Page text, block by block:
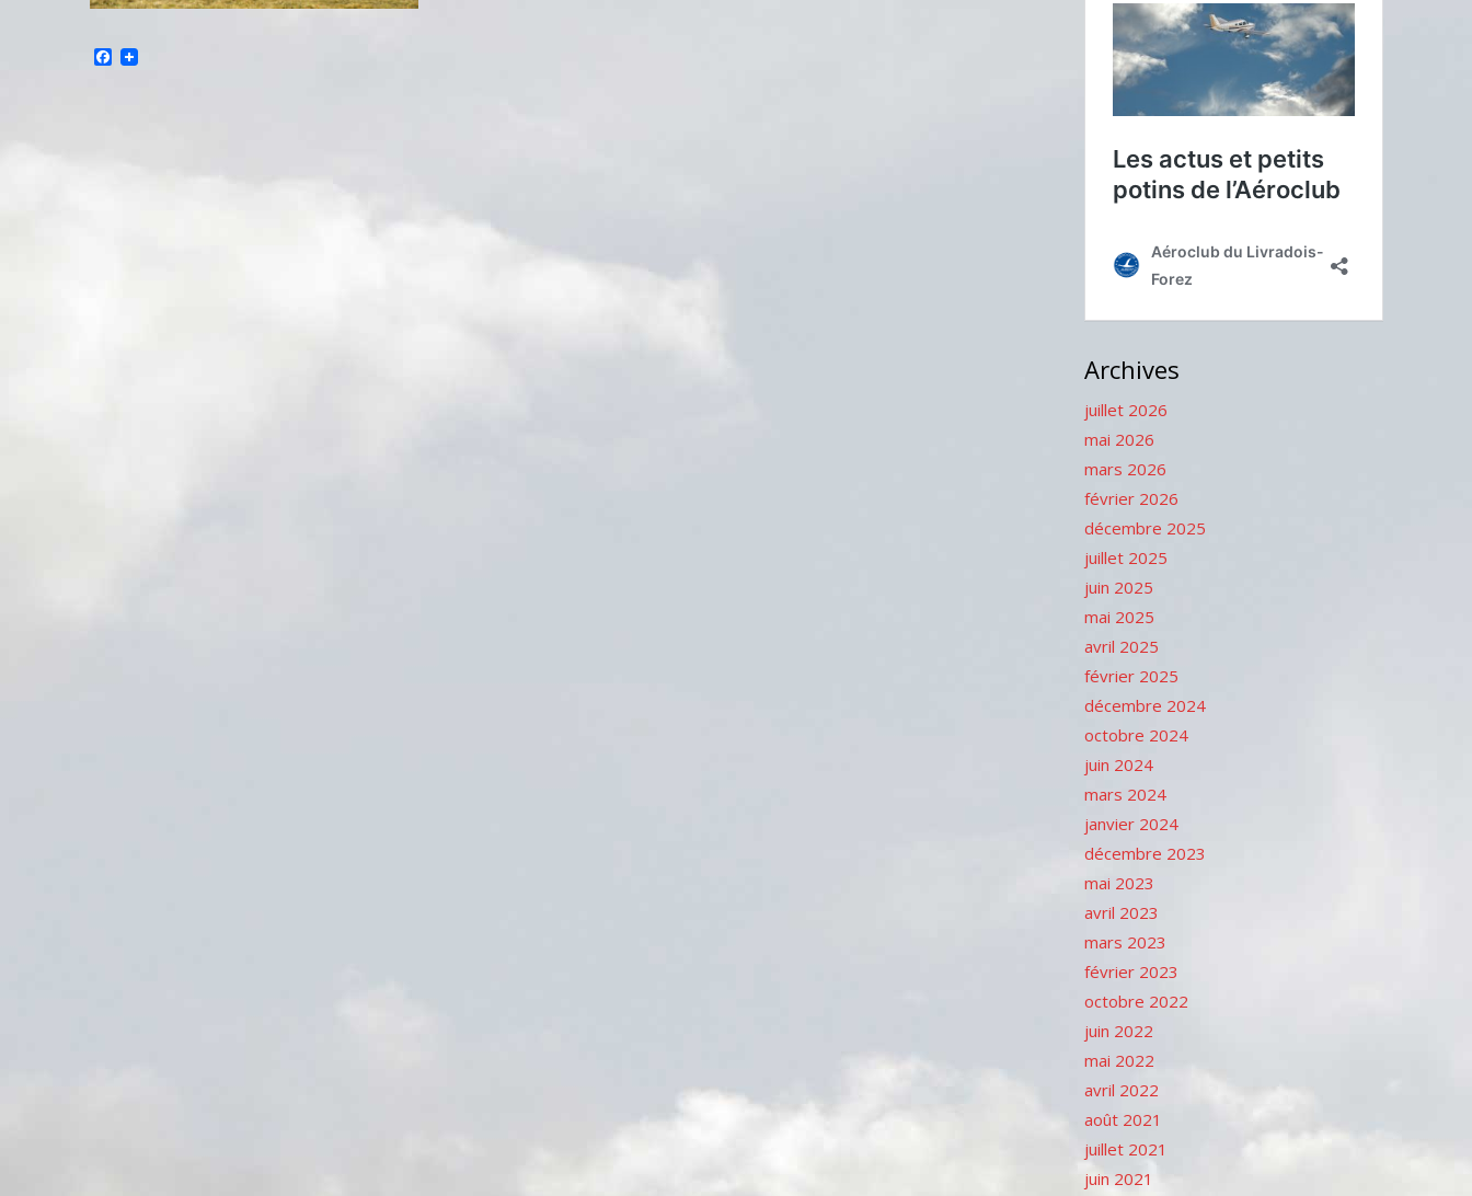
Facebook
Archives
juillet 2026
mai 2026
mars 2026
février 2026
décembre 2025
juillet 2025
juin 2025
mai 2025
avril 2025
février 2025
décembre 2024
octobre 2024
juin 2024
mars 2024
janvier 2024
décembre 2023
mai 2023
avril 2023
mars 2023
février 2023
octobre 2022
juin 2022
mai 2022
avril 2022
août 2021
juillet 2021
juin 2021